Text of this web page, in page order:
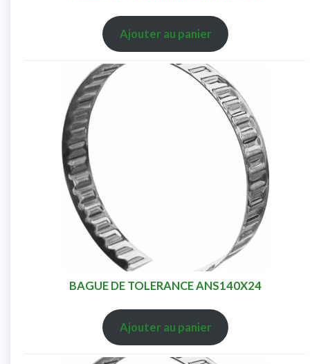
Ajouter au panier
BAGUE DE TOLERANCE ANS140X24
Ajouter au panier